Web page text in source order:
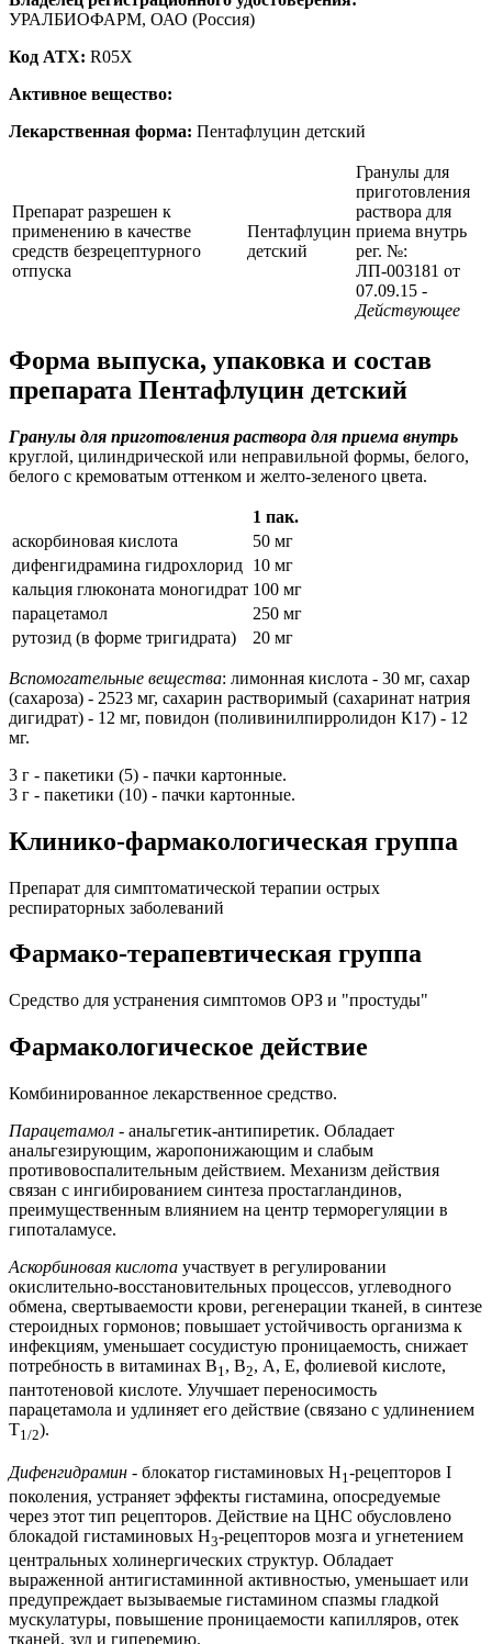
УРАЛБИОФАРМ, ОАО (Россия)
Код ATX: R05X
Активное вещество:
Лекарственная форма: Пентафлуцин детский
Препарат разрешен к
применению в качестве
средств безрецептурного
отпуска
Пентафлуцин
детский
Гранулы для
приготовления
раствора для
приема внутрь
рег. №:
ЛП-003181 от
07.09.15 -
Действующее
Форма выпуска, упаковка и состав
препарата Пентафлуцин детский
Гранулы для приготовления раствора для приема внутрь
круглой, цилиндрической или неправильной формы, белого,
белого с кремоватым оттенком и желто-зеленого цвета.
1 пак.
аскорбиновая кислота
50 мг
дифенгидрамина гидрохлорид 10 мг
кальция глюконата моногидрат 100 мг
парацетамол
250 мг
рутозид (в форме тригидрата)
20 мг
Вспомогательные вещества: лимонная кислота - 30 мг, сахар
(сахароза) - 2523 мг, сахарин растворимый (сахаринат натрия
дигидрат) - 12 мг, повидон (поливинилпирролидон К17) - 12
мг.
3 г - пакетики (5) - пачки картонные.
3 г - пакетики (10) - пачки картонные.
Клинико-фармакологическая группа
Препарат для симптоматической терапии острых
респираторных заболеваний
Фармако-терапевтическая группа
Средство для устранения симптомов ОРЗ и "простуды"
Фармакологическое действие
Комбинированное лекарственное средство.
Парацетамол - анальгетик-антипиретик. Обладает
анальгезирующим, жаропонижающим и слабым
противовоспалительным действием. Механизм действия
связан с ингибированием синтеза простагландинов,
преимущественным влиянием на центр терморегуляции в
гипоталамусе.
Аскорбиновая кислота участвует в регулировании
окислительно-восстановительных процессов, углеводного
обмена, свертываемости крови, регенерации тканей, в синтезе
стероидных гормонов; повышает устойчивость организма к
инфекциям, уменьшает сосудистую проницаемость, снижает
потребность в витаминах B1, B2, А, Е, фолиевой кислоте,
пантотеновой кислоте. Улучшает переносимость
парацетамола и удлиняет его действие (связано с удлинением
T1/2).
Дифенгидрамин - блокатор гистаминовых H1 -рецепторов I
поколения, устраняет эффекты гистамина, опосредуемые
через этот тип рецепторов. Действие на ЦНС обусловлено
блокадой гистаминовых H3-рецепторов мозга и угнетением
центральных холинергических структур. Обладает
выраженной антигистаминной активностью, уменьшает или
предупреждает вызываемые гистамином спазмы гладкой
мускулатуры, повышение проницаемости капилляров, отек
тканей, зуд и гиперемию.